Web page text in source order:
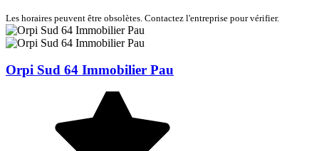
Les horaires peuvent être obsolètes. Contactez l'entreprise pour vérifier.
Orpi Sud 64 Immobilier Pau